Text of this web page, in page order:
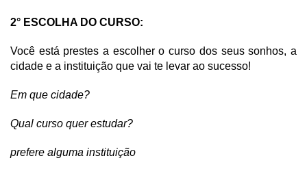
2° ESCOLHA DO CURSO:
Você está prestes a escolher o curso dos seus sonhos, a
cidade e a instituição que vai te levar ao sucesso!
Em que cidade?
Qual curso quer estudar?
prefere alguma instituição